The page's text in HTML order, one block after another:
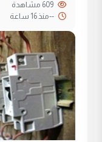
--منذ 16 ساعة